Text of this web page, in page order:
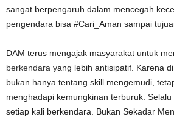
sangat berpengaruh dalam mencegah
pengendara bisa #Cari_Aman sampai
DAM terus mengajak masyarakat untuk
berkendara yang lebih antisipatif. Karena
bukan hanya tentang skill mengemudi,
menghadapi kemungkinan terburuk.
setiap kali berkendara. Bukan Sekadar